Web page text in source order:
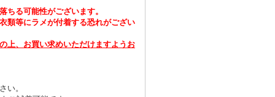
ちる可能性がございます。
類等にラメが付着する恐れがござい
上、お買い求めいただけますようお
い。